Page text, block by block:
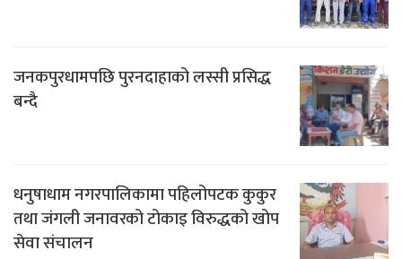
जनकपुरधामपछि पुरनदाहाको लस्सी प्रसिद्ध
बन्दै
धनुषाधाम नगरपालिकामा पहिलोपटक कुकुर
तथा जंगली जनावरको टोकाइ विरुद्धको खोप
सेवा संचालन